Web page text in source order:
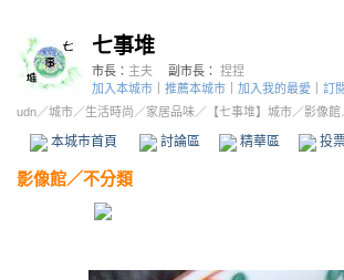
七事堆
市長： 主夫 副市長： 捏捏
加入本城市
推薦本城市 加入我的最愛
訂
udn／城市／生活時尚 ／家居品味／ 【七事堆】城市／影像館
本城市首頁 討論區 精華區 投
影像館／不分類